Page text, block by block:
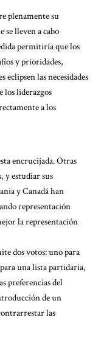
plenamente su
lleven a cabo
permitiría que los
y prioridades,
eclipsen las necesidades
los liderazgos
a los
encrucijada. Otras
y estudiar sus
y Canadá han
representación
la representación
dos votos: uno para
una lista partidaria,
preferencias del
de un
las